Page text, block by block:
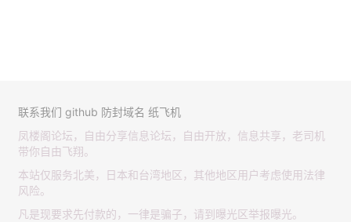
联系我们 github 防封域名 纸飞机
凤楼阁论坛，自由分享信息论坛，自由开放，信息共享，老司机
带你自由飞翔。
本站仅服务北美，日本和台湾地区，其他地区用户考虑使用法律
风险。
凡是现要求先付款的，一律是骗子，请到曝光区举报曝光。